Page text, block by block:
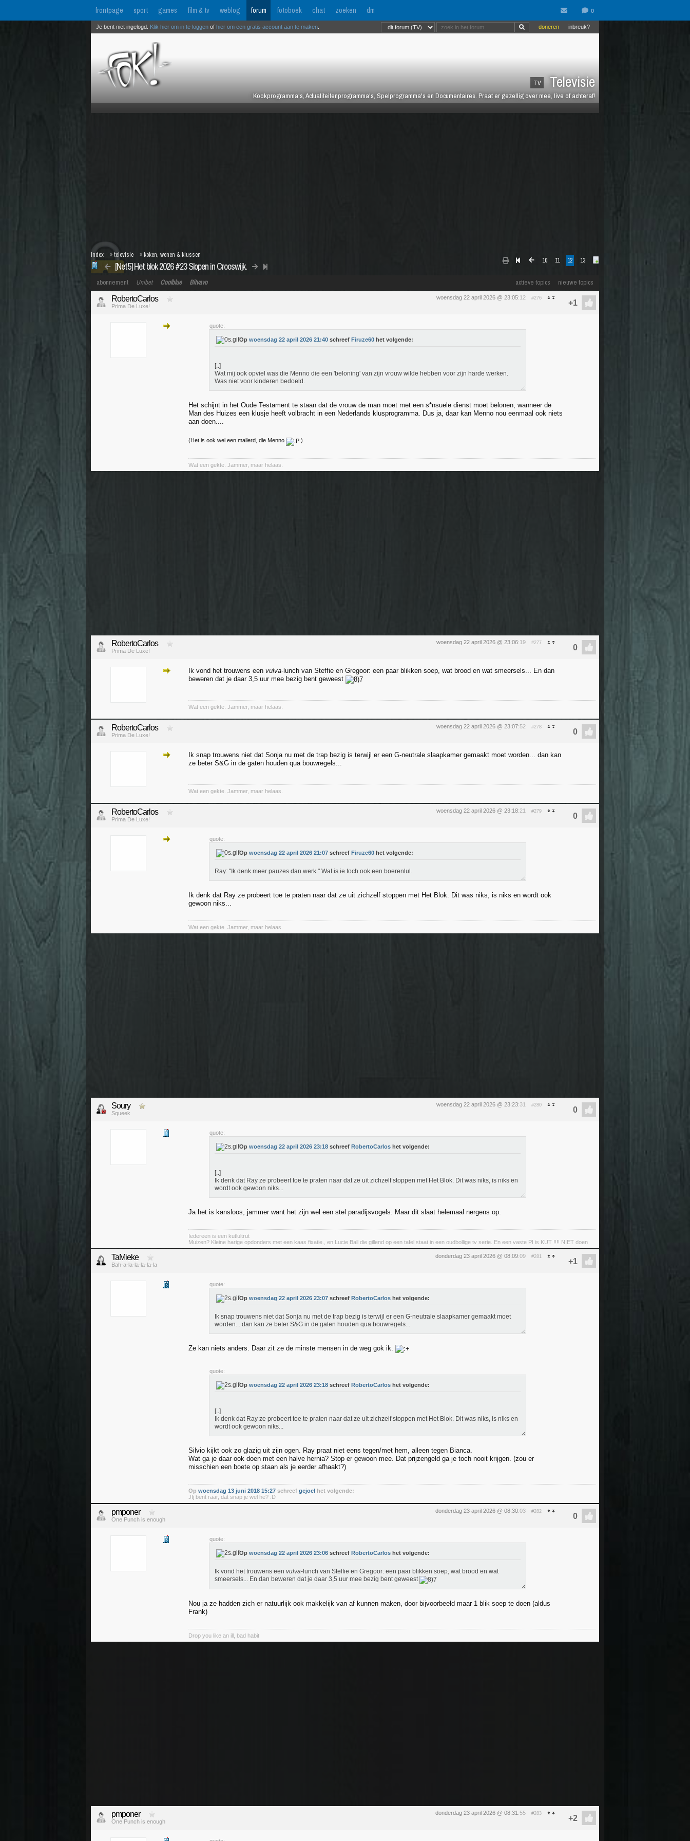
frontpage sport games film & tv weblog forum fotoboek chat zoeken dm
TV Televisie
Kookprogramma's, Actualiteitenprogramma's, Spelprogramma's en Documentaires. Praat er gezellig over mee, live of achteraf!
inbreuk?
doneren
Je bent niet ingelogd. Klik hier om in te loggen of hier om een gratis account aan te maken
10 11 12 13
[Net5] Het blok 2026 #23 Slopen in Crooswijk.
Index »televisie » koken, wonen & klussen
actieve topics nieuwe topics
abonnement Unibet Coolblue Bitvavo
woensdag 22 april 2026 @ 23:05:12 #276
RobertoCarlos
Prima De Luxe!
quote:
Op woensdag 22 april 2026 21:40 schreef Firuze60 het volgende:
[..]
Wat mij ook opviel was die Menno die een 'beloning' van zijn vrouw wilde hebben voor zijn harde werken.
Was niet voor kinderen bedoeld.
Het schijnt in het Oude Testament te staan dat de vrouw de man moet met een s*nsuele dienst moet belonen, wanneer de
Man des Huizes een klusje heeft volbracht in een Nederlands klusprogramma. Dus ja, daar kan Menno nou eenmaal ook niets
aan doen....
(Het is ook wel een mallerd, die Menno )
Wat een gekte. Jammer, maar helaas.
woensdag 22 april 2026 @ 23:06:19 #277
RobertoCarlos
Prima De Luxe!
Ik vond het trouwens een vulva-lunch van Steffie en Gregoor: een paar blikken soep, wat brood en wat smeersels... En dan
beweren dat je daar 3,5 uur mee bezig bent geweest
Wat een gekte. Jammer, maar helaas.
woensdag 22 april 2026 @ 23:07:52 #278
RobertoCarlos
Prima De Luxe!
Ik snap trouwens niet dat Sonja nu met de trap bezig is terwijl er een G-neutrale slaapkamer gemaakt moet worden... dan kan
ze beter S&G in de gaten houden qua bouwregels...
Wat een gekte. Jammer, maar helaas.
woensdag 22 april 2026 @ 23:18:21 #279
RobertoCarlos
Prima De Luxe!
quote:
Op woensdag 22 april 2026 21:07 schreef Firuze60 het volgende:
Ray: "Ik denk meer pauzes dan werk." Wat is ie toch ook een boerenlul.
Ik denk dat Ray ze probeert toe te praten naar dat ze uit zichzelf stoppen met Het Blok. Dit was niks, is niks en wordt ook
gewoon niks...
Wat een gekte. Jammer, maar helaas.
woensdag 22 april 2026 @ 23:23:31 #280
Soury
Squeek
quote:
Op woensdag 22 april 2026 23:18 schreef RobertoCarlos het volgende:
[..]
Ik denk dat Ray ze probeert toe te praten naar dat ze uit zichzelf stoppen met Het Blok. Dit was niks, is niks en
wordt ook gewoon niks...
Ja het is kansloos, jammer want het zijn wel een stel paradijsvogels. Maar dit slaat helemaal nergens op.
Iedereen is een kutlultrut
Muizen? Kleine harige opdonders met een kaas fixatie., en Lucie Ball die gillend op een tafel staat in een oudbollige tv serie. En een vaste PI is KUT !!!! NIET doen
donderdag 23 april 2026 @ 08:09:09 #281
TaMieke
Bah-a-la-la-la-la-la
quote:
Op woensdag 22 april 2026 23:07 schreef RobertoCarlos het volgende:
Ik snap trouwens niet dat Sonja nu met de trap bezig is terwijl er een G-neutrale slaapkamer gemaakt moet
worden... dan kan ze beter S&G in de gaten houden qua bouwregels...
Ze kan niets anders. Daar zit ze de minste mensen in de weg gok ik.
quote:
Op woensdag 22 april 2026 23:18 schreef RobertoCarlos het volgende:
[..]
Ik denk dat Ray ze probeert toe te praten naar dat ze uit zichzelf stoppen met Het Blok. Dit was niks, is niks en
wordt ook gewoon niks...
Silvio kijkt ook zo glazig uit zijn ogen. Ray praat niet eens tegen/met hem, alleen tegen Bianca.
Wat ga je daar ook doen met een halve hernia? Stop er gewoon mee. Dat prijzengeld ga je toch nooit krijgen. (zou er
misschien een boete op staan als je eerder afhaakt?)
Op woensdag 13 juni 2018 15:27 schreef gcjoel het volgende:
JIj bent raar, dat snap je wel he? :D
donderdag 23 april 2026 @ 08:30:03 #282
pmponer
One Punch is enough
quote:
Op woensdag 22 april 2026 23:06 schreef RobertoCarlos het volgende:
Ik vond het trouwens een vulva-lunch van Steffie en Gregoor: een paar blikken soep, wat brood en wat
smeersels... En dan beweren dat je daar 3,5 uur mee bezig bent geweest
Nou ja ze hadden zich er natuurlijk ook makkelijk van af kunnen maken, door bijvoorbeeld maar 1 blik soep te doen (aldus
Frank)
Drop you like an ill, bad habit
donderdag 23 april 2026 @ 08:31 :55 #283
pmponer
One Punch is enough